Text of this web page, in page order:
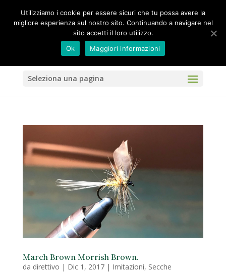
Seleziona una pagina
March Brown Morrish Brown.
da direttivo | Dic 1, 2017| Imitazioni, Secche
Utilizziamo i cookie per essere sicuri che tu possa avere la
migliore esperienza sul nostro sito. Continuando a navigare nel
sito accetti il loro utilizzo.
Ok
Maggiori informazioni